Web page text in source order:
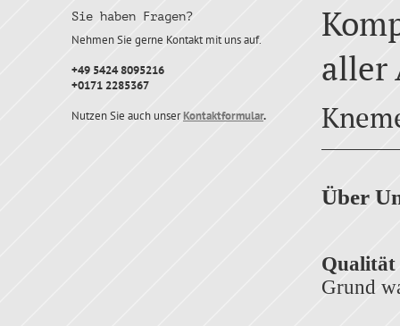
Sie haben Fragen?
Nehmen Sie gerne Kontakt mit uns auf.
+49 5424 8095216
+0171 2285367
Nutzen Sie auch unserKontaktformular.
aller
Über
Qualität
Grund